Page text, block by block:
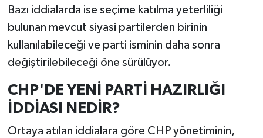
Bazı iddialarda ise seçime katılma yeterliliği
bulunan mevcut siyasi partilerden birinin
kullanılabileceği ve parti isminin daha sonra
değiştirilebileceği öne sürülüyor.
CHP'DE YENİ PARTİ HAZIRLIĞI
İDDİASI NEDİR?
Ortaya atılan iddialara göre CHP yönetiminin,